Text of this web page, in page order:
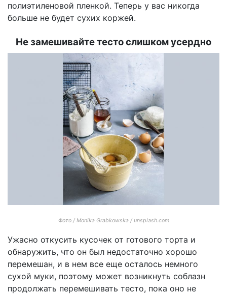
полиэтиленовой пленкой. Теперь у вас никогда
больше не будет сухих коржей.
Не замешивайте тесто слишком усердно
Фото / Monika Grabkowska / unsplash.com
Ужасно откусить кусочек от готового торта и
обнаружить, что он был недостаточно хорошо
перемешан, и в нем все еще осталось немного
сухой муки, поэтому может возникнуть соблазн
продолжать перемешивать тесто, пока оно не